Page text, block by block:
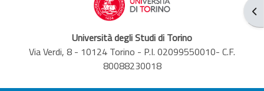
Università degli Studi di Torino
Via Verdi, 8 - 10124 Torino - P.I. 02099550010- C.F.
80088230018